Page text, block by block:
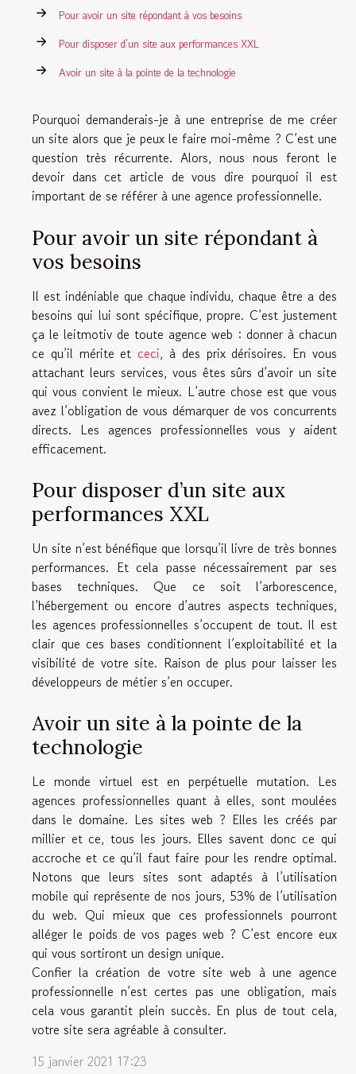
Pour avoir un site répondant à vos besoins
Pour disposer d’un site aux performances XXL
Avoir un site à la pointe de la technologie
Pourquoi demanderais-je à une entreprise de me créer
un site alors que je peux le faire moi-même ? C’est une
question très récurrente. Alors, nous nous feront le
devoir dans cet article de vous dire pourquoi il est
important de se référer à une agence professionnelle.
Pour avoir un site répondant à
vos besoins
Il est indéniable que chaque individu, chaque être a des
besoins qui lui sont spécifique, propre. C’est justement
ça le leitmotiv de toute agence web : donner à chacun
ce qu’il mérite et ceci, à des prix dérisoires. En vous
attachant leurs services, vous êtes sûrs d’avoir un site
qui vous convient le mieux. L’autre chose est que vous
avez l’obligation de vous démarquer de vos concurrents
directs. Les agences professionnelles vous y aident
efficacement.
Pour disposer d’un site aux
performances XXL
Un site n’est bénéfique que lorsqu’il livre de très bonnes
performances. Et cela passe nécessairement par ses
bases techniques. Que ce soit l’arborescence,
l’hébergement ou encore d’autres aspects techniques,
les agences professionnelles s’occupent de tout. Il est
clair que ces bases conditionnent l’exploitabilité et la
visibilité de votre site. Raison de plus pour laisser les
développeurs de métier s’en occuper.
Avoir un site à la pointe de la
technologie
Le monde virtuel est en perpétuelle mutation. Les
agences professionnelles quant à elles, sont moulées
dans le domaine. Les sites web ? Elles les créés par
millier et ce, tous les jours. Elles savent donc ce qui
accroche et ce qu’il faut faire pour les rendre optimal.
Notons que leurs sites sont adaptés à l’utilisation
mobile qui représente de nos jours, 53% de l’utilisation
du web. Qui mieux que ces professionnels pourront
alléger le poids de vos pages web ? C’est encore eux
qui vous sortiront un design unique.
Confier la création de votre site web à une agence
professionnelle n’est certes pas une obligation, mais
cela vous garantit plein succès. En plus de tout cela,
votre site sera agréable à consulter.
15 janvier 2021 17:23